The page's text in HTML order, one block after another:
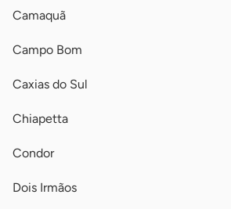
Camaquã
Campo Bom
Caxias do Sul
Chiapetta
Condor
Dois Irmãos